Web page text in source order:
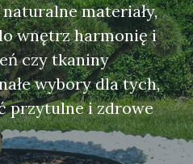
materiały,
wnętrz harmonię i
czy tkaniny
wybory dla tych,
przytulne i zdrowe